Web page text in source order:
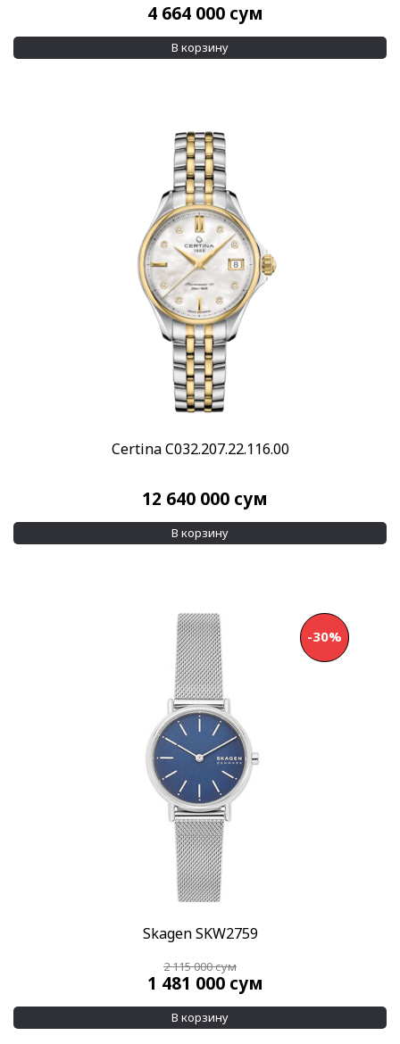
4 664 000 сум
В корзину
Certina C032.207.22.116.00
12 640 000 сум
В корзину
Skagen SKW2759
-30%
2 115 000сум
1 481 000 сум
В корзину